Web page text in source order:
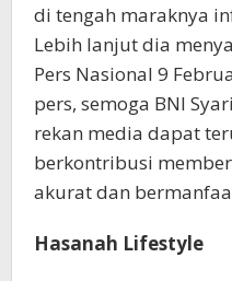
di tengah maraknya
Lebih lanjut dia
Pers Nasional 9
pers, semoga BNI
rekan media dapat
berkontribusi
akurat dan
Hasanah Lifestyle